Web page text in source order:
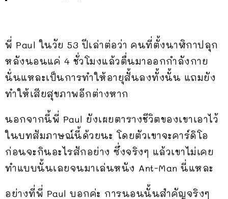
พี่ Paul ในวัย 53 ปีเล่าต่อว่า คนที่ตั้งนาฬิกาปลุก
หลังนอนแค่ 4 ชั่วโมงแล้วตื่นมาออกกำลังกาย
นั่นแหละเป็นการทำให้อายุสั้นลงทั้งนั้น แถมยัง
ทำให้เสียสุขภาพอีกต่างหาก
นอกจากนี้พี่ Paul ยังเผยตารางชีวิตของเขาเอาไว้
ในบทสัมภาษณ์นี้ด้วยนะ โดยตัวเขาจะคาร์ดิโอ
ก่อนจะกินอะไรสักอย่าง ซึ่งจริงๆ แล้วเขาไม่เคย
ทำแบบนั้นเลยจนมาเล่นหนัง Ant-Man นี่แหละ
อย่างที่พี่ Paul บอกค่ะ การนอนนั้นสำคัญจริงๆ